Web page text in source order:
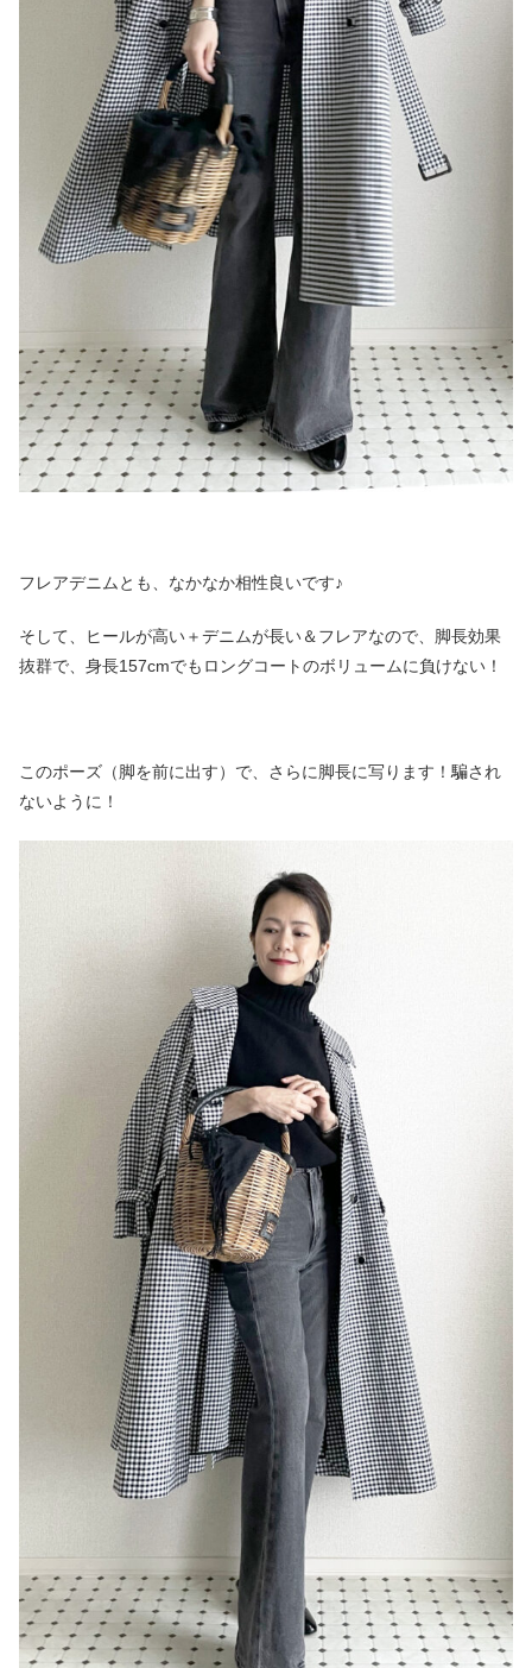
フレアデニムとも、なかなか相性良いです♪
そして、ヒールが高い＋デニムが長い＆フレアなので、脚長効果
抜群で、身長157cmでもロングコートのボリュームに負けない！
このポーズ（脚を前に出す）で、さらに脚長に写ります！騙され
ないように！